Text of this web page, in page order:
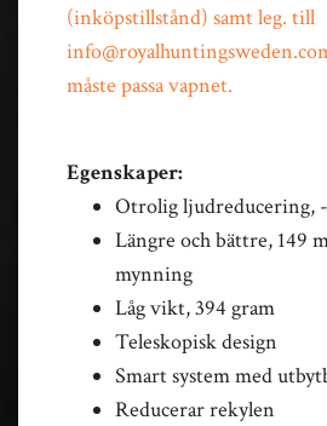
(inköpstillstånd) samt leg. till
måste passa vapnet.
Egenskaper:
Otrolig ljudreducering,
Längre och bättre, 149
mynning
Låg vikt, 394 gram
Teleskopisk design
Smart system med
Reducerar rekylen